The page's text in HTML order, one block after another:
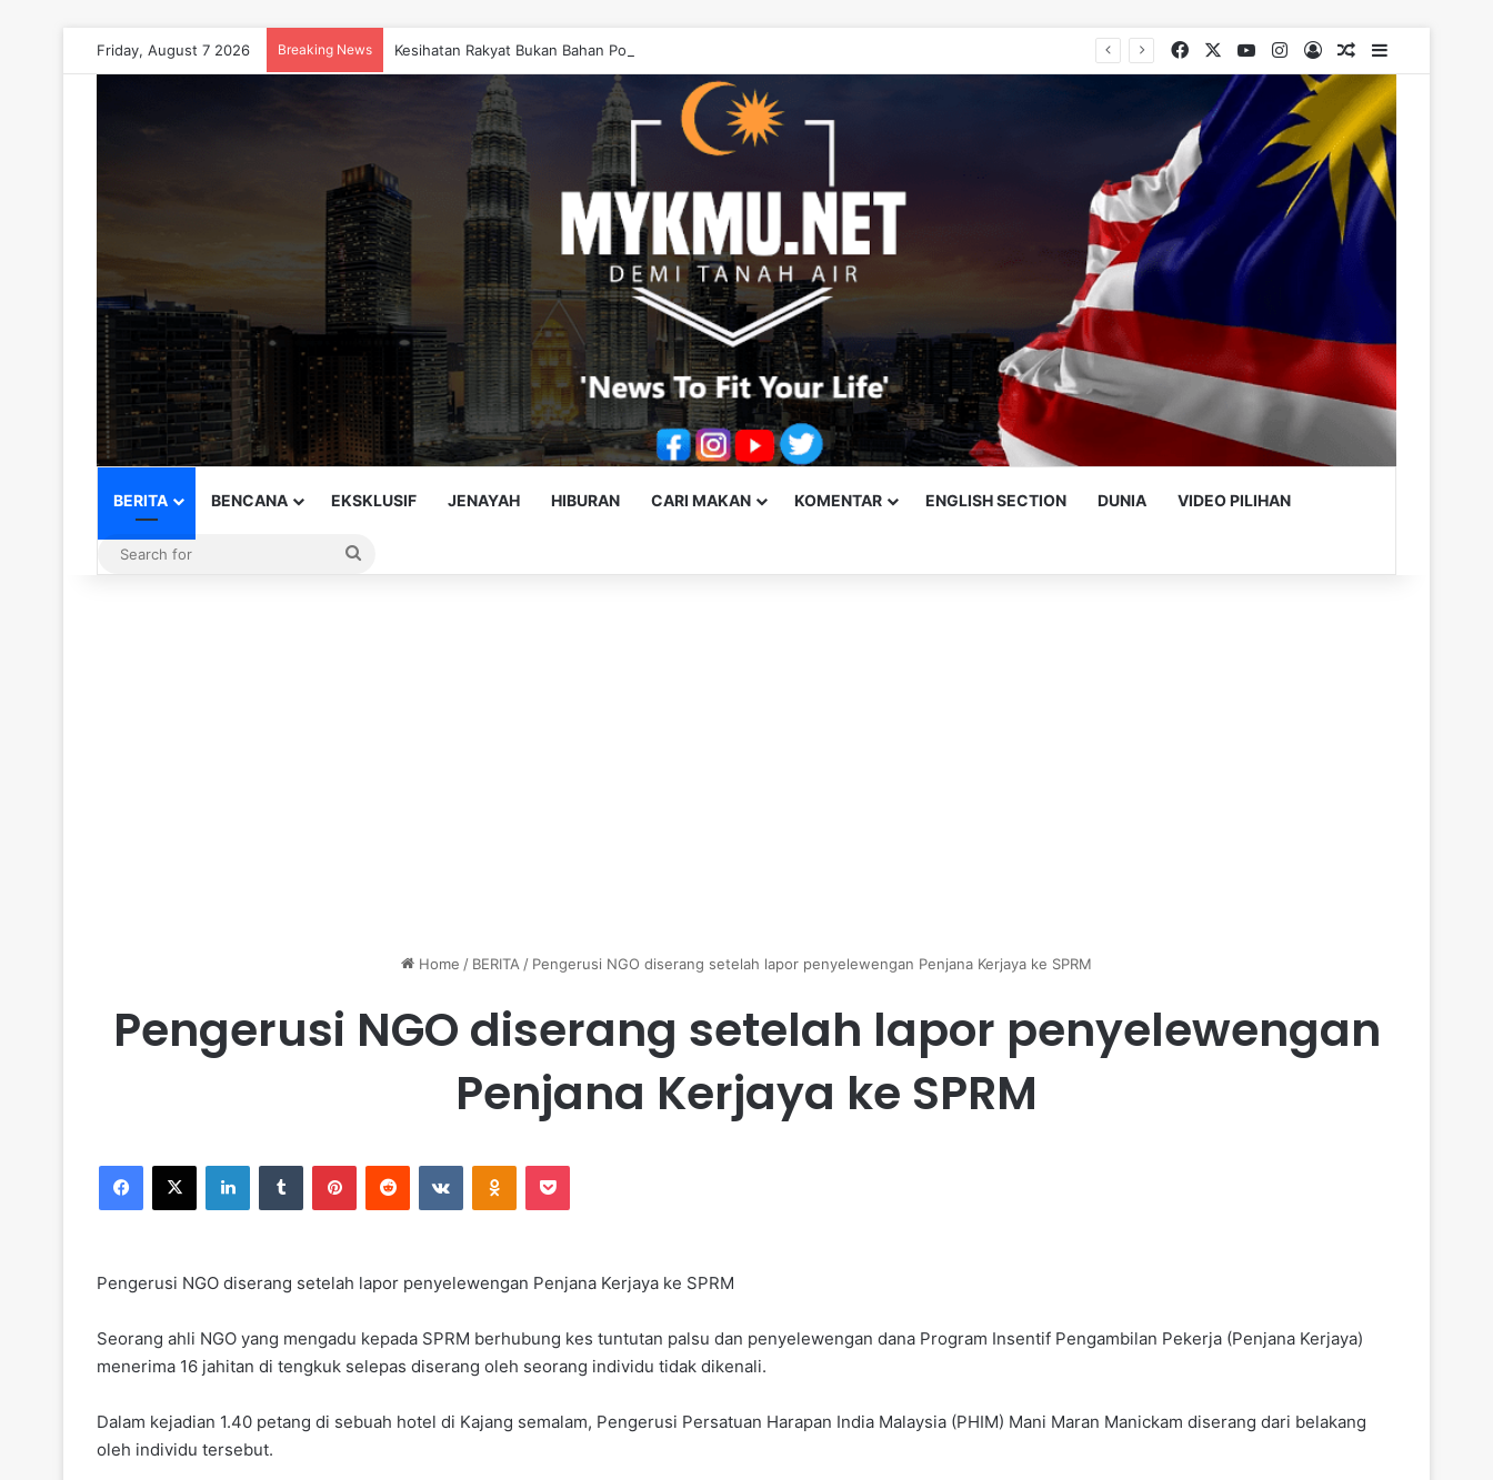
Friday, August 7 2026 Breaking News Kesihatan Rakyat Bukan Bahan Politik, Jangan Salahkan Onn Hafiz – Haslinda Salleh Facebook YouTubeInstagram
Log InRandom Article
BERITA BENCANA EKSKLUSIF JENAYAH HIBURAN CARI MAKAN KOMENTAR ENGLISH SECTION DUNIA VIDEO PILIHAN
Home / BERITA / Pengerusi NGO diserang setelah lapor penyelewengan Penjana Kerjaya ke SPRM
Pengerusi NGO diserang setelah lapor penyelewengan
Penjana Kerjaya ke SPRM
Pengerusi NGO diserang setelah lapor penyelewengan Penjana Kerjaya ke SPRM
Seorang ahli NGO yang mengadu kepada SPRM berhubung kes tuntutan palsu dan penyelewengan dana Program Insentif Pengambilan Pekerja (Penjana Kerjaya)
menerima 16 jahitan di tengkuk selepas diserang oleh seorang individu tidak dikenali.
Dalam kejadian 1.40 petang di sebuah hotel di Kajang semalam, Pengerusi Persatuan Harapan India Malaysia (PHIM) Mani Maran Manickam diserang dari belakang
oleh individu tersebut.